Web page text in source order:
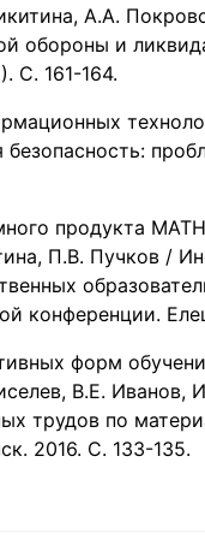
А.А.
обороны и
С. 161-164.
продукта
П.В. Пучков /
конференции.
форм
В.Е.
трудов по
2016. С. 133-135.